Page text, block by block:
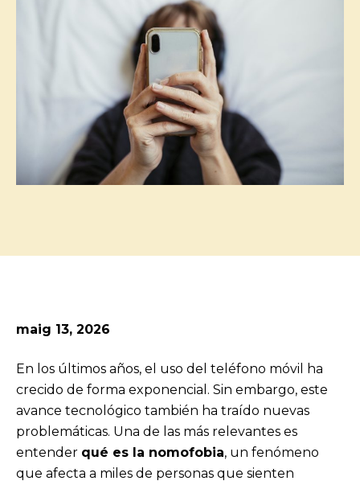
maig 13, 2026
En los últimos años, el uso del teléfono móvil ha
crecido de forma exponencial. Sin embargo, este
avance tecnológico también ha traído nuevas
problemáticas. Una de las más relevantes es
entender qué es la nomofobia, un fenómeno
que afecta a miles de personas que sienten